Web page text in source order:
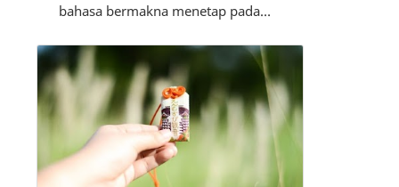
bahasa bermakna menetap pada
untuk sesuatu atau dengan bahasa
sekarang disebut a…